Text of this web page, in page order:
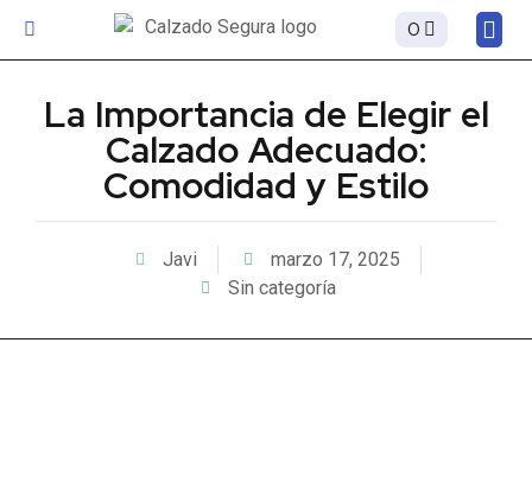
0
La Importancia de Elegir el
Calzado Adecuado:
Comodidad y Estilo
Javi
marzo 17, 2025
Sin categoría